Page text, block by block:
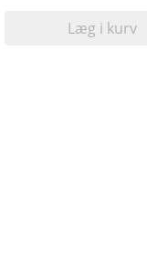
Læg i kurv